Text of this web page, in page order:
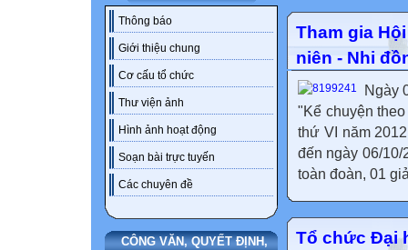
Thông báo
Giới thiệu chung
Cơ cấu tổ chức
Thư viện ảnh
Hình ảnh hoạt động
Soạn bài trực tuyến
Các chuyên đề
CÔNG VĂN, QUYẾT ĐỊNH,
Tham gia
niên - Nhi
Ngày
"Kể chuyện
thứ VI năm
đến ngày 06/
toàn đoàn, 01
Tổ chức Đại